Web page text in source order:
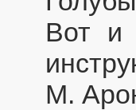
Вот и
М.